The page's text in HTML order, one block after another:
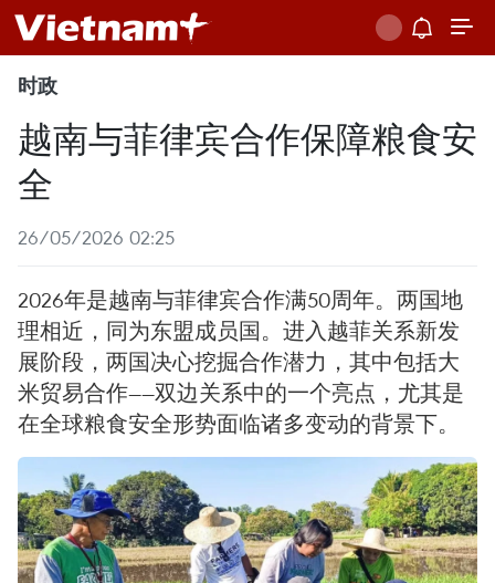
时政
越南与菲律宾合作保障粮食安
全
26/05/2026 02:25
2026年是越南与菲律宾合作满50周年。两国地
理相近，同为东盟成员国。进入越菲关系新发
展阶段，两国决心挖掘合作潜力，其中包括大
米贸易合作——双边关系中的一个亮点，尤其是
在全球粮食安全形势面临诸多变动的背景下。